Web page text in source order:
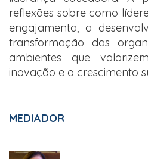
reflexões sobre como
engajamento, o
transformação das
ambientes que
inovação e o crescimento
MEDIADOR